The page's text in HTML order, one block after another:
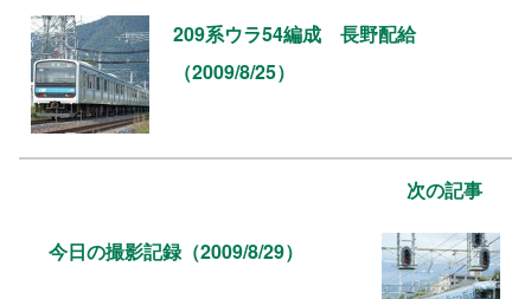
209系ウラ54編成 長野配給
（2009/8/25）
次の記事
今日の撮影記録（2009/8/29）